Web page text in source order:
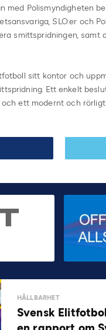
med Polismyndigheten
SLO:er och
smittspridningen, samt
sitt kontor och
Ett enkelt
ett modernt och
HÅLLBARHET
Svensk